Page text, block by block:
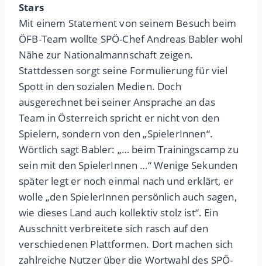
Stars
Mit einem Statement von seinem Besuch beim
ÖFB-Team wollte SPÖ-Chef Andreas Babler wohl
Nähe zur Nationalmannschaft zeigen.
Stattdessen sorgt seine Formulierung für viel
Spott in den sozialen Medien. Doch
ausgerechnet bei seiner Ansprache an das
Team in Österreich spricht er nicht von den
Spielern, sondern von den „SpielerInnen“.
Wörtlich sagt Babler: „… beim Trainingscamp zu
sein mit den SpielerInnen …“ Wenige Sekunden
später legt er noch einmal nach und erklärt, er
wolle „den SpielerInnen persönlich auch sagen,
wie dieses Land auch kollektiv stolz ist“. Ein
Ausschnitt verbreitete sich rasch auf den
verschiedenen Plattformen. Dort machen sich
zahlreiche Nutzer über die Wortwahl des SPÖ-